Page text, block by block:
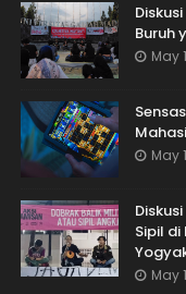
Buruh
May
May
Sipil di
May